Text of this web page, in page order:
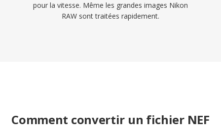
pour la vitesse. Même les grandes images Nikon
RAW sont traitées rapidement.
Comment convertir un fichier NEF